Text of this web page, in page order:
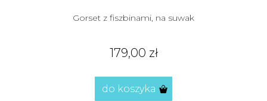
Gorset z fiszbinami, na suwak
179,00 zł
do koszyka